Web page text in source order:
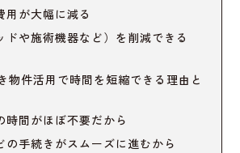
用が大幅に減る
ドや施術機器など）を削減できる
物件活用で時間を短縮できる理由と
時間がほぼ不要だから
の手続きがスムーズに進むから